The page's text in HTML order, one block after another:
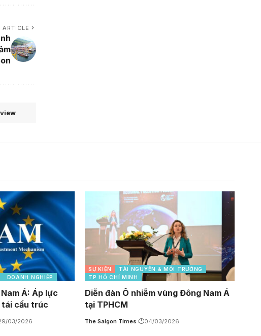
ARTICLE
DOANH NGHIỆP
Á: Áp lực
tái cấu trúc
03/2026
SỰ KIỆN
TÀI NGUYÊN & MÔI TRƯỜNG
TP HỒ CHÍ MINH
Diễn đàn Ô nhiễm vùng Đông Nam Á
tại TPHCM
The Saigon Times 04/03/2026